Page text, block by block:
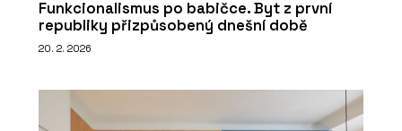
Funkcionalismus po babičce. Byt z první
republiky přizpůsobený dnešní době
20. 2. 2026